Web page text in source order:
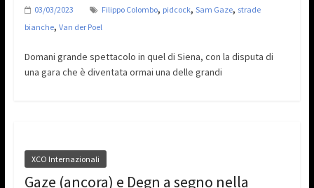
03/03/2023 Filippo Colombo, pidcock, Sam Gaze, strade
bianche, Van der Poel
Domani grande spettacolo in quel di Siena, con la disputa di
una gara che è diventata ormai una delle grandi
XCO Internazionali
Gaze (ancora) e Degn a segno nella